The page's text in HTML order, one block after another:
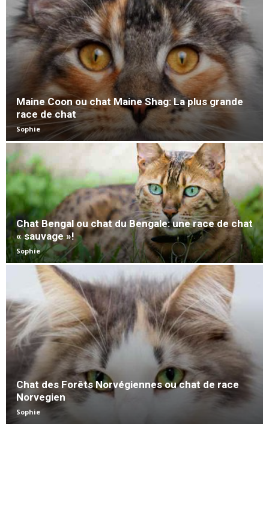
Maine Coon ou chat Maine Shag: La plus grande
race de chat
Sophie
Chat Bengal ou chat du Bengale: une race de chat
« sauvage »!
Sophie
Chat des Forêts Norvégiennes ou chat de race
Norvegien
Sophie